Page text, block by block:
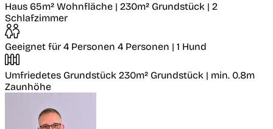
Haus 65m² Wohnfläche | 230m² Grundstück | 2
Schlafzimmer
Geeignet für 4 Personen 4 Personen | 1 Hund
Umfriedetes Grundstück 230m² Grundstück | min. 0.8m
Zaunhöhe